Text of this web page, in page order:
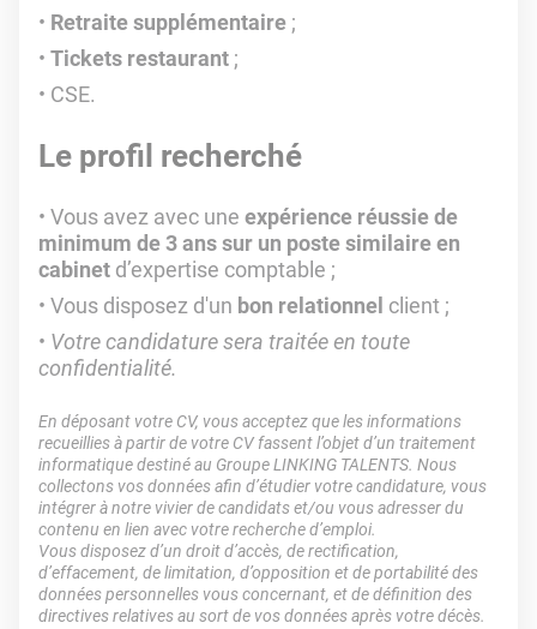
Retraite supplémentaire ;
Tickets restaurant ;
CSE.
Le profil recherché
Vous avez avec une expérience réussie de
minimum de 3 ans sur un poste similaire en
cabinet d’expertise comptable ;
Vous disposez d'un bon relationnel client ;
Votre candidature sera traitée en toute
confidentialité.
En déposant votre CV, vous acceptez que les informations
recueillies à partir de votre CV fassent l’objet d’un traitement
informatique destiné au Groupe LINKING TALENTS. Nous
collectons vos données afin d’étudier votre candidature, vous
intégrer à notre vivier de candidats et/ou vous adresser du
contenu en lien avec votre recherche d’emploi.
Vous disposez d’un droit d’accès, de rectification,
d’effacement, de limitation, d’opposition et de portabilité des
données personnelles vous concernant, et de définition des
directives relatives au sort de vos données après votre décès.